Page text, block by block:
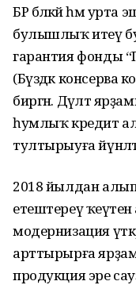
БР бәләкәй һәм
булышлыҡ итеү
гарантия фонды
(Бүздәк консерва
биргән. Дәүләт
һумлыҡ кредит
тултырыуға
2018 йылдан алып
етештереү
модернизация
арттырырға
продукция эре